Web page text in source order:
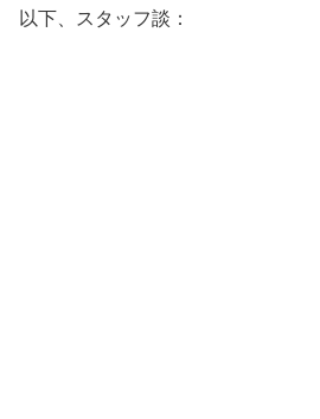
以下、スタッフ談：